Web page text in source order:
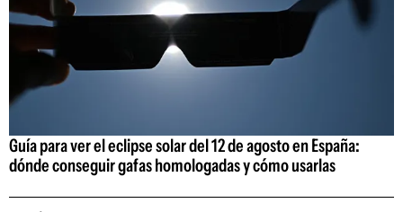
Guía para ver el eclipse solar del 12 de agosto en España:
dónde conseguir gafas homologadas y cómo usarlas